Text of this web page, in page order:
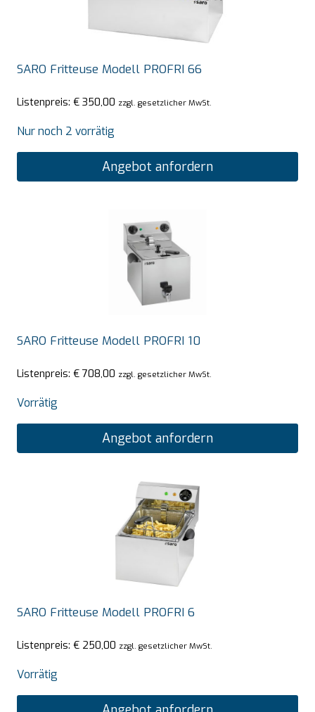
SARO Fritteuse Modell PROFRI 66
Listenpreis: € 350,00 zzgl. gesetzlicher MwSt.
Nur noch 2 vorrätig
Angebot anfordern
SARO Fritteuse Modell PROFRI 10
Listenpreis: € 708,00 zzgl. gesetzlicher MwSt.
Vorrätig
Angebot anfordern
SARO Fritteuse Modell PROFRI 6
Listenpreis: € 250,00 zzgl. gesetzlicher MwSt.
Vorrätig